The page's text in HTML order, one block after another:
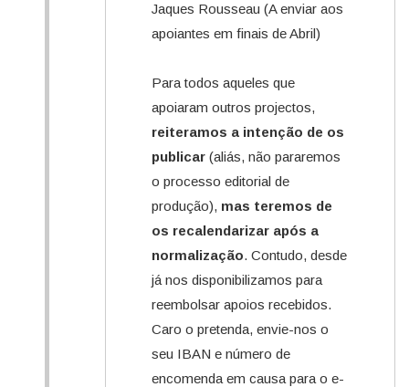
Jaques Rousseau (A enviar aos
apoiantes em finais de Abril)
Para todos aqueles que
apoiaram outros projectos,
reiteramos a intenção de os
publicar (aliás, não pararemos
o processo editorial de
produção), mas teremos de
os recalendarizar após a
normalização. Contudo, desde
já nos disponibilizamos para
reembolsar apoios recebidos.
Caro o pretenda, envie-nos o
seu IBAN e número de
encomenda em causa para o e-